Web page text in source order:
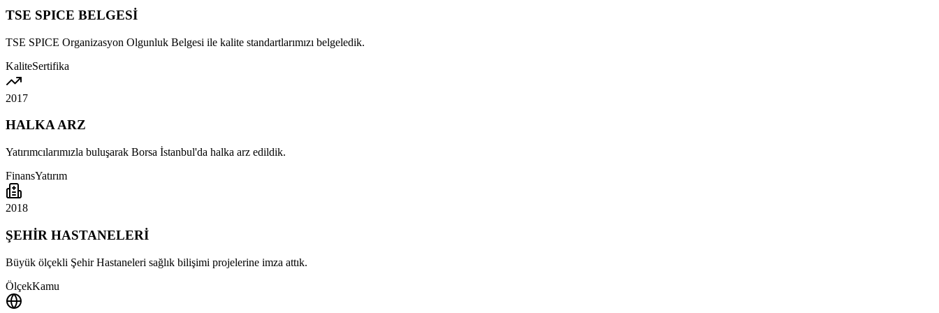
TSE SPICE BELGESİ
TSE SPICE Organizasyon Olgunluk Belgesi ile kalite standartlarımızı belgeledik.
KaliteSertifika
2017
HALKA ARZ
Yatırımcılarımızla buluşarak Borsa İstanbul'da halka arz edildik.
FinansYatırım
2018
ŞEHİR HASTANELERİ
Büyük ölçekli Şehir Hastaneleri sağlık bilişimi projelerine imza attık.
ÖlçekKamu